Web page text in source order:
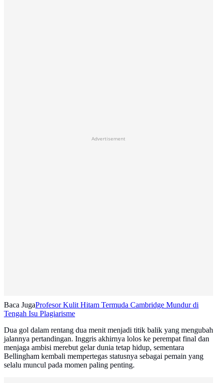
Advertisement
Baca JugaProfesor Kulit Hitam Termuda Cambridge Mundur di
Tengah Isu Plagiarisme
Dua gol dalam rentang dua menit menjadi titik balik yang mengubah
jalannya pertandingan. Inggris akhirnya lolos ke perempat final dan
menjaga ambisi merebut gelar dunia tetap hidup, sementara
Bellingham kembali mempertegas statusnya sebagai pemain yang
selalu muncul pada momen paling penting.